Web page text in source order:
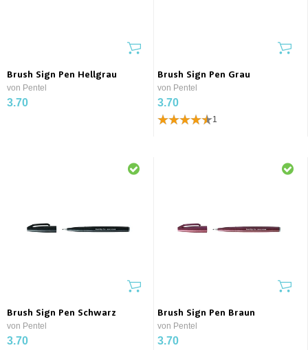
Brush Sign Pen Hellgrau
von Pentel
3.70
Brush Sign Pen Grau
von Pentel
3.70
1
Brush Sign Pen Schwarz
von Pentel
3.70
Brush Sign Pen Braun
von Pentel
3.70